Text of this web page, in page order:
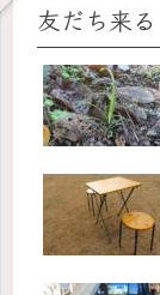
友だち来る